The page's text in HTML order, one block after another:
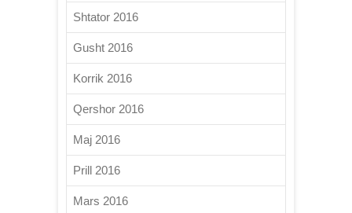
Shtator 2016
Gusht 2016
Korrik 2016
Qershor 2016
Maj 2016
Prill 2016
Mars 2016